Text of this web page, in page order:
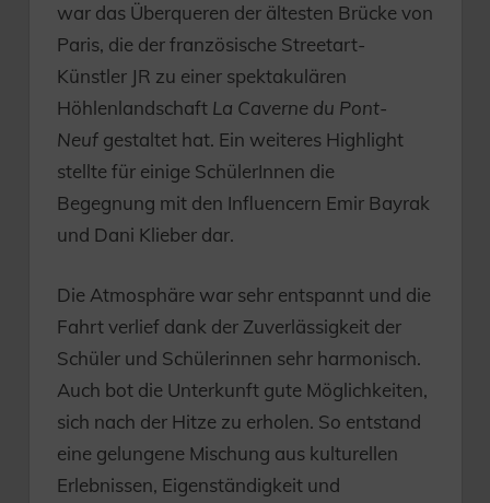
war das Überqueren der ältesten Brücke von
Paris, die der französische Streetart-
Künstler JR zu einer spektakulären
Höhlenlandschaft La Caverne du Pont-
Neuf gestaltet hat. Ein weiteres Highlight
stellte für einige SchülerInnen die
Begegnung mit den Influencern Emir Bayrak
und Dani Klieber dar.
Die Atmosphäre war sehr entspannt und die
Fahrt verlief dank der Zuverlässigkeit der
Schüler und Schülerinnen sehr harmonisch.
Auch bot die Unterkunft gute Möglichkeiten,
sich nach der Hitze zu erholen. So entstand
eine gelungene Mischung aus kulturellen
Erlebnissen, Eigenständigkeit und